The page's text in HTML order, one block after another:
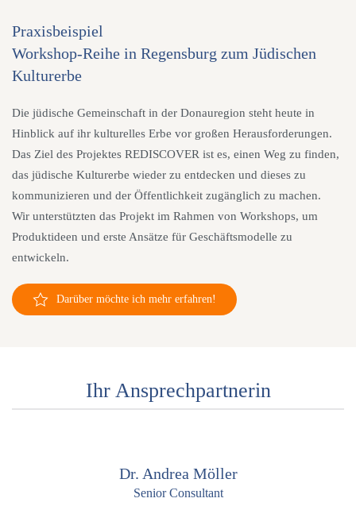
in
Praxisbeispiel
Workshop-Reihe in Regensburg zum Jüdischen
Kulturerbe
Die jüdische Gemeinschaft in der Donauregion steht heute in
Hinblick auf ihr kulturelles Erbe vor großen Herausforderungen.
Das Ziel des Projektes REDISCOVER ist es, einen Weg zu finden,
das jüdische Kulturerbe wieder zu entdecken und dieses zu
kommunizieren und der Öffentlichkeit zugänglich zu machen.
Wir unterstützten das Projekt im Rahmen von Workshops, um
Produktideen und erste Ansätze für Geschäftsmodelle zu
entwickeln.
Darüber möchte ich mehr erfahren!
Ihr Ansprechpartnerin
Dr. Andrea Möller
Senior Consultant